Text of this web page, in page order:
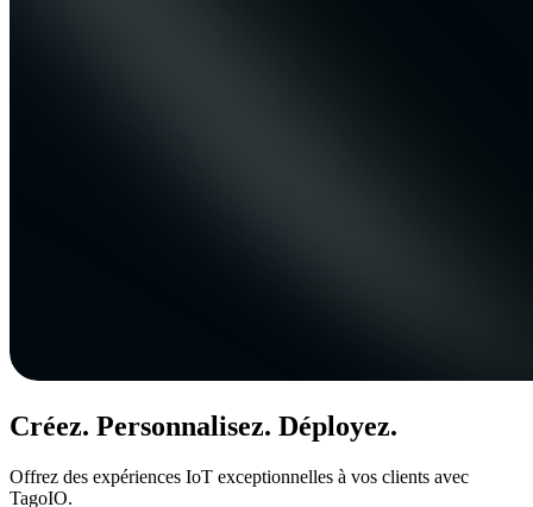
Créez. Personnalisez. Déployez.
Offrez des expériences IoT exceptionnelles à vos clients avec
TagoIO.